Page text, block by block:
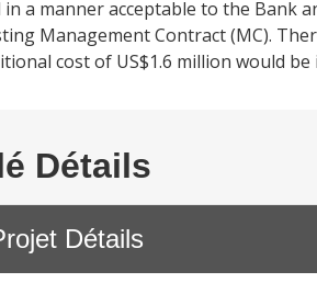
in a manner acceptable to the Bank
Management Contract (MC).
cost of US$1.6 million would
Détails
Détails